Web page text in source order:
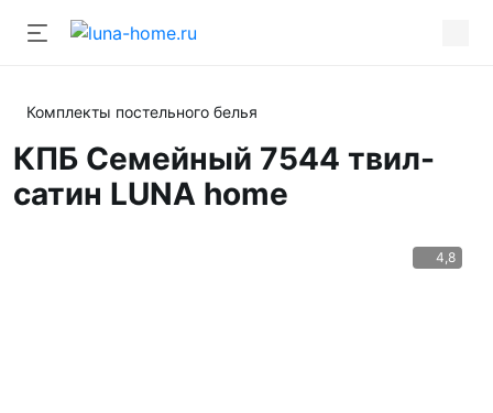
Комплекты постельного белья
КПБ Семейный 7544 твил-
сатин LUNA home
4,8